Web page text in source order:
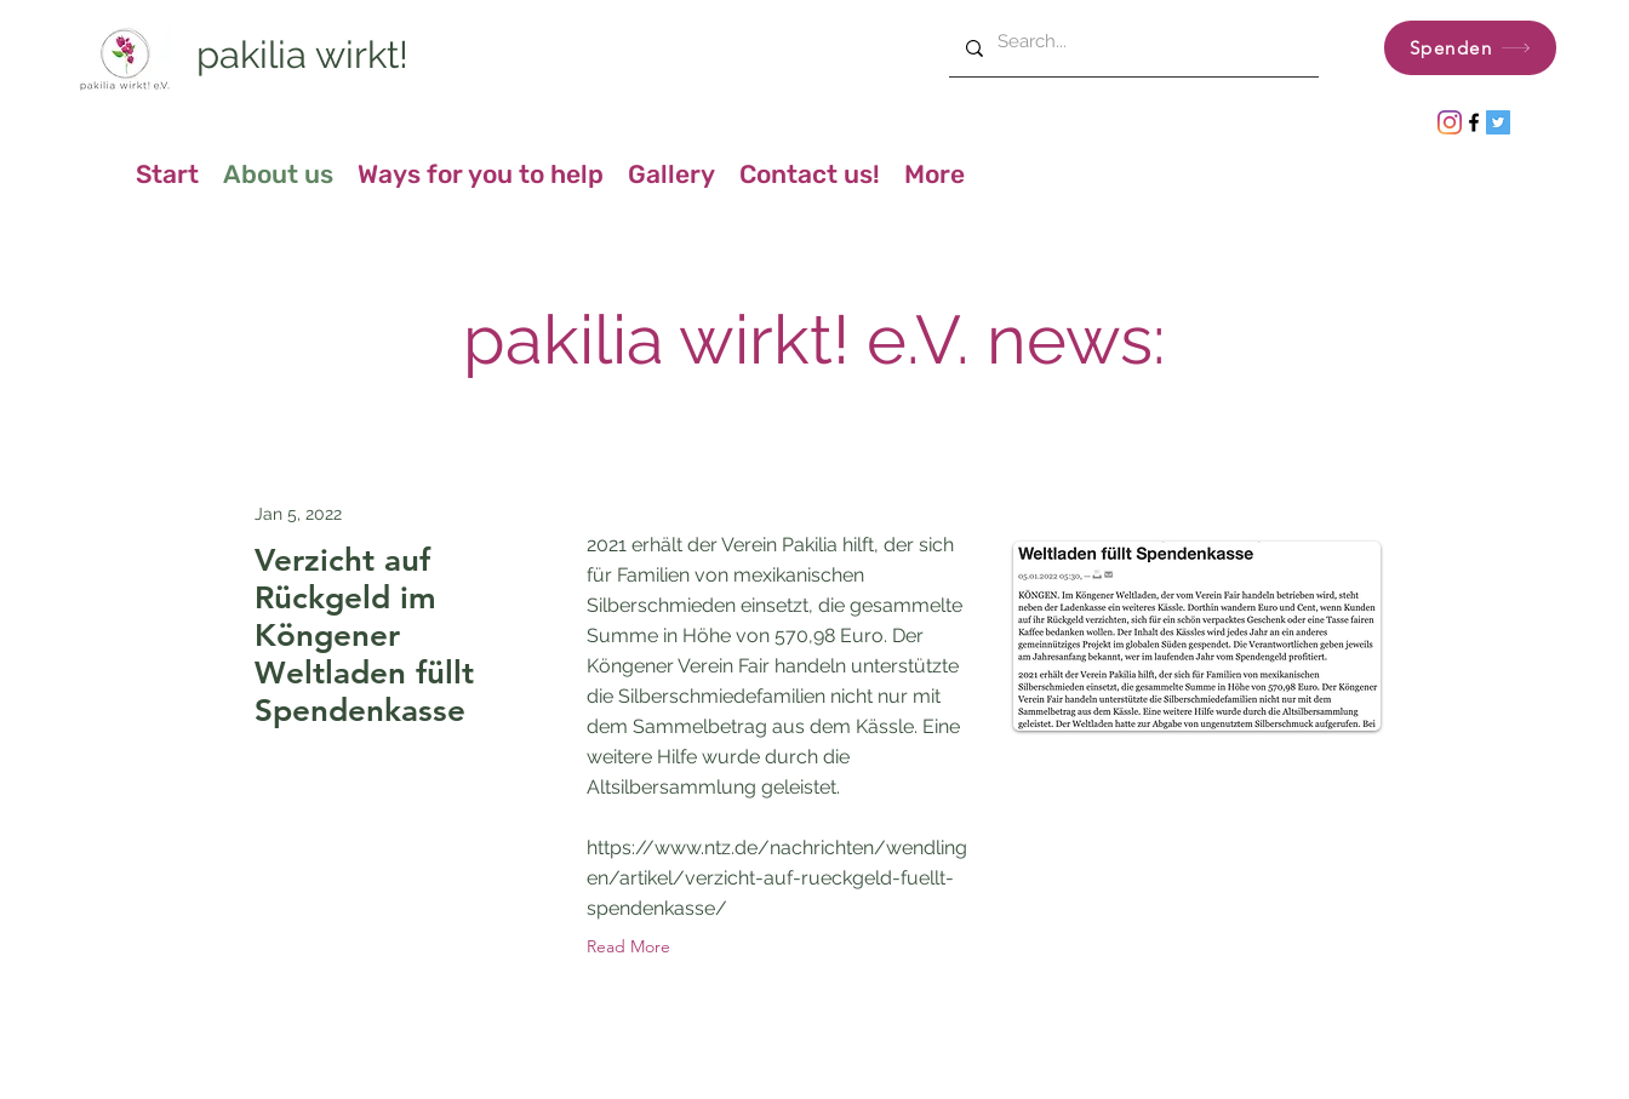
pakilia wirkt! Spenden
Start About us Ways for you to help Gallery Contact us! More
pakilia wirkt! e.V. news:
Jan 5, 2022
Verzicht auf
Rückgeld im
Köngener
Weltladen füllt
Spendenkasse
2021 erhält der Verein Pakilia hilft, der sich
für Familien von mexikanischen
Silberschmieden einsetzt, die gesammelte
Summe in Höhe von 570,98 Euro. Der
Köngener Verein Fair handeln unterstützte
die Silberschmiedefamilien nicht nur mit
dem Sammelbetrag aus dem Kässle. Eine
weitere Hilfe wurde durch die
Altsilbersammlung geleistet.
https://www.ntz.de/nachrichten/wendling
en/artikel/verzicht-auf-rueckgeld-fuellt-
spendenkasse/
Read More